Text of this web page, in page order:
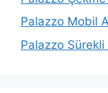
Palazzo Mobil
Palazzo Sürekli